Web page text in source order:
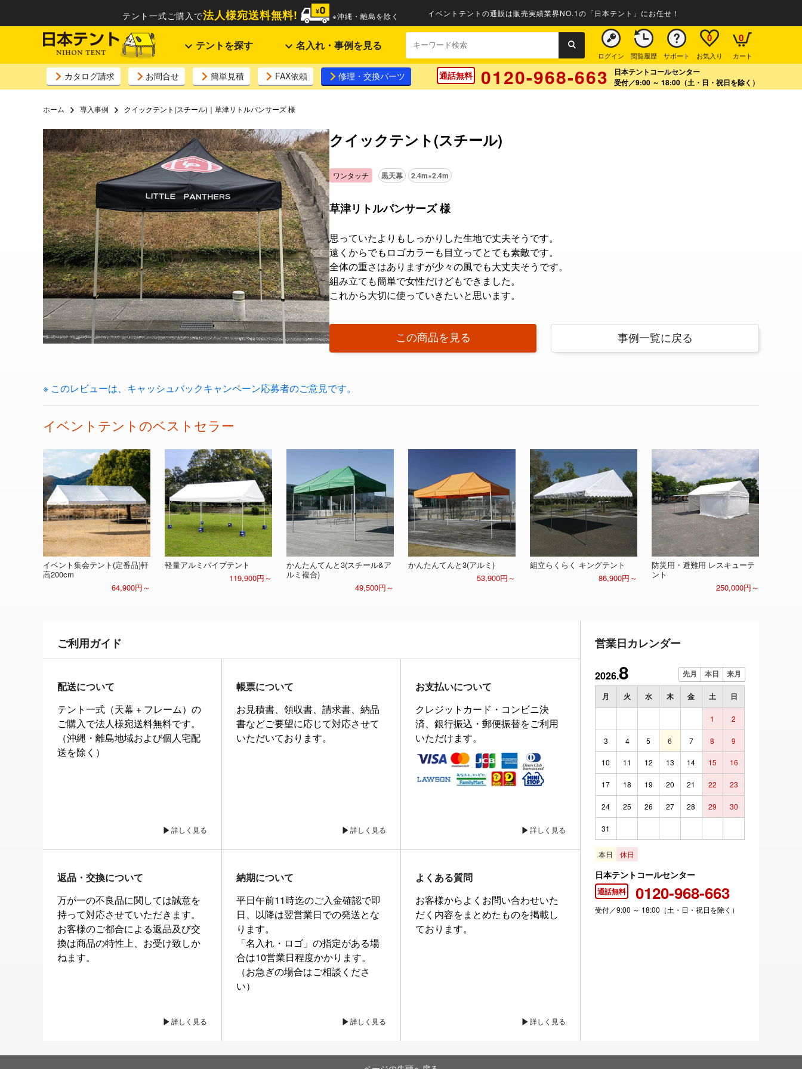
イベントテントの通販は販売実績業界NO.1の「日本テント」にお任せ！
テント一式ご購入で法人様宛送料無料! ※沖縄・離島を除く
テントを探す 名入れ・事例を見る
ログイン 閲覧履歴 サポート お気入り
0
カート
0
カタログ請求 お問合せ 簡単見積 FAX依頼 修理・交換パーツ 通話無料 0120-968-663
日本テントコールセンター
受付／9:00 ～ 18:00（土・日・祝日を除く）
ホーム 導入事例 クイックテント(スチール)｜草津リトルパンサーズ 様
クイックテント(スチール)
ワンタッチ 黒天幕 2.4m×2.4m
草津リトルパンサーズ 様
思っていたよりもしっかりした生地で丈夫そうです。
遠くからでもロゴカラーも目立ってとても素敵です。
全体の重さはありますが少々の風でも大丈夫そうです。
組み立ても簡単で女性だけどもできました。
これから大切に使っていきたいと思います。
この商品を見る 事例一覧に戻る
※ このレビューは、キャッシュバックキャンペーン応募者のご意見です。
イベントテントのベストセラー
イベント集会テント(定番品)軒
高200cm
64,900円～
軽量アルミパイプテント
119,900円～
かんたんてんと3(スチール&ア
ルミ複合)
49,500円～
かんたんてんと3(アルミ)
53,900円～
組立らくらく キングテント
86,900円～
防災用・避難用 レスキューテ
ント
250,000円～
ご利用ガイド 営業日カレンダー
2026.8 先月 本日 来月
月 火 水 木 金 土 日
1 2
3 4 5 6 7 8 9
10 11 12 13 14 15 16
17 18 19 20 21 22 23
24 25 26 27 28 29 30
31
本日 休日
日本テントコールセンター
通話無料 0120-968-663
受付／9:00 ～ 18:00（土・日・祝日を除く）
配送について
テント一式（天幕 + フレーム）の
ご購入で法人様宛送料無料です。
（沖縄・離島地域および個人宅配
送を除く）
詳しく見る
帳票について
お見積書、領収書、請求書、納品
書などご要望に応じて対応させて
いただいております。
詳しく見る
お支払いについて
クレジットカード・コンビニ決
済、銀行振込・郵便振替をご利用
いただけます。
詳しく見る
返品・交換について
万が一の不良品に関しては誠意を
持って対応させていただきます。
お客様のご都合による返品及び交
換は商品の特性上、お受け致しか
ねます。
詳しく見る
納期について
平日午前11時迄のご入金確認で即
日、以降は翌営業日での発送とな
ります。
「名入れ・ロゴ」の指定がある場
合は10営業日程度かかります。
（お急ぎの場合はご相談くださ
い）
詳しく見る
よくある質問
お客様からよくお問い合わせいた
だく内容をまとめたものを掲載し
ております。
詳しく見る